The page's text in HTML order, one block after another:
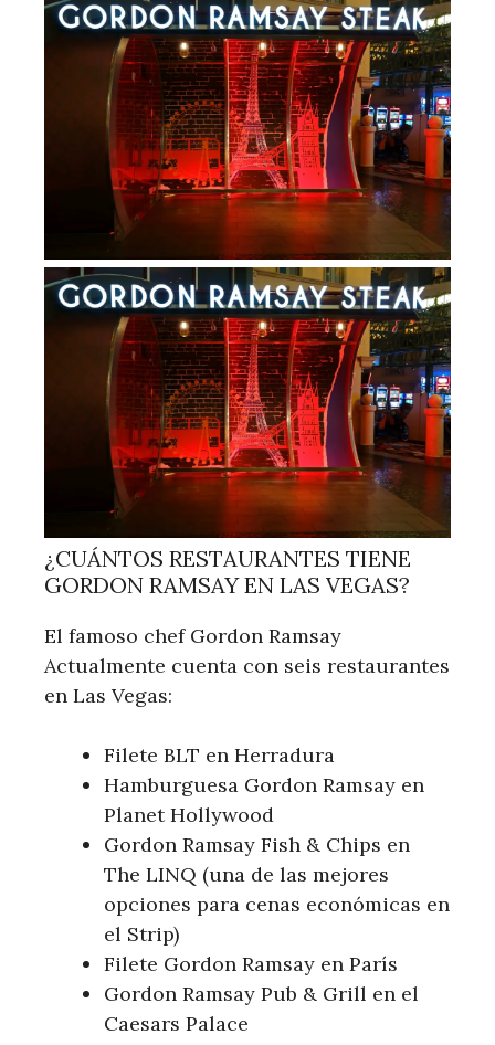
¿CUÁNTOS RESTAURANTES TIENE
GORDON RAMSAY EN LAS VEGAS?
El famoso chef Gordon Ramsay
Actualmente cuenta con seis restaurantes
en Las Vegas:
Filete BLT en Herradura
Hamburguesa Gordon Ramsay en
Planet Hollywood
Gordon Ramsay Fish & Chips en
The LINQ (una de las mejores
opciones para cenas económicas en
el Strip)
Filete Gordon Ramsay en París
Gordon Ramsay Pub & Grill en el
Caesars Palace